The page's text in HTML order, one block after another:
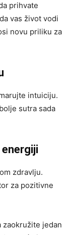
prihvate
vas život vodi
novu priliku za
intuiciju.
sutra sada
zdravlju.
za pozitivne
zaokružite jedan